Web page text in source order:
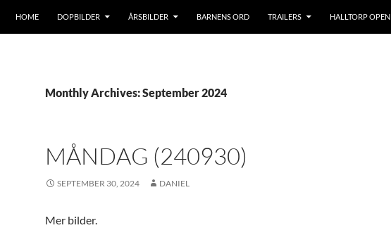
HOME DOPBILDER ÅRSBILDER BARNENS ORD TRAILERS HALLTORP OPEN
Monthly Archives: September 2024
MÅNDAG (240930)
SEPTEMBER 30, 2024 DANIEL
Mer bilder.